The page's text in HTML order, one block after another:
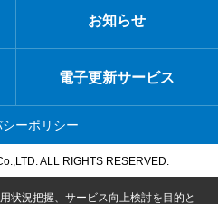
お知らせ
電子更新サービス
ーポリシー
ALL RIGHTS RESERVED.
状況把握、サービス向上検討を目的と